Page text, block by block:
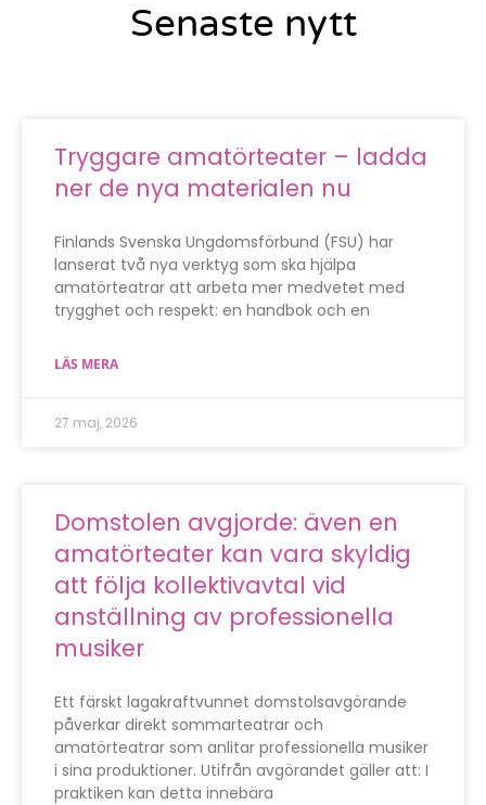
Senaste nytt
Tryggare amatörteater – ladda
ner de nya materialen nu
Finlands Svenska Ungdomsförbund (FSU) har
lanserat två nya verktyg som ska hjälpa
amatörteatrar att arbeta mer medvetet med
trygghet och respekt: en handbok och en
LÄS MERA
27 maj, 2026
Domstolen avgjorde: även en
amatörteater kan vara skyldig
att följa kollektivavtal vid
anställning av professionella
musiker
Ett färskt lagakraftvunnet domstolsavgörande
påverkar direkt sommarteatrar och
amatörteatrar som anlitar professionella musiker
i sina produktioner. Utifrån avgörandet gäller att: I
praktiken kan detta innebära